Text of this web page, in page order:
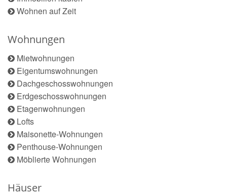
Wohnen auf Zeit
Wohnungen
Mietwohnungen
Eigentumswohnungen
Dachgeschosswohnungen
Erdgeschosswohnungen
Etagenwohnungen
Lofts
Maisonette-Wohnungen
Penthouse-Wohnungen
Möblierte Wohnungen
Häuser